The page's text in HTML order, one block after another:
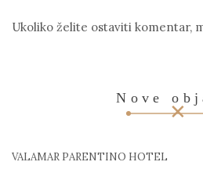
Ukoliko želite ostaviti komentar,
Nove
VALAMAR PARENTINO HOTEL